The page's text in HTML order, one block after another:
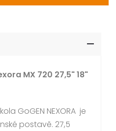
MX 720 27,5" 18"
GoGEN NEXORA je
postavě. 27,5